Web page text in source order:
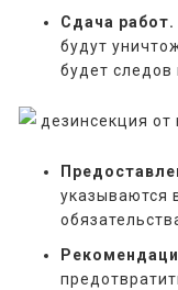
Сдача работ.
будут
будет следов
указываются